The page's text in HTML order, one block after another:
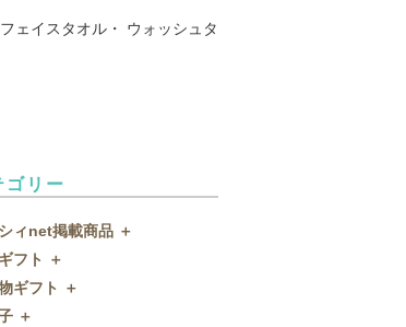
ェイスタオル・ ウォッシュタ
ゴリー
ィnet掲載商品 ＋
シィnet掲載商品
フト ＋
ギフト
ルカムプチギフト
ギフト ＋
物ギフト
＋